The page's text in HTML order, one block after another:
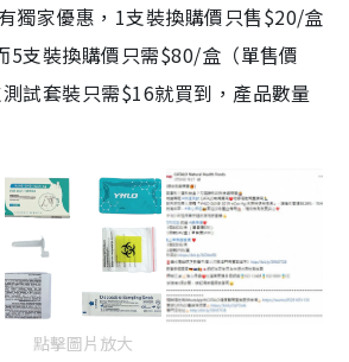
獨家優惠，1支裝換購價只售$20/盒
5支裝換購價只需$80/盒（單售價
試套裝只需$16就買到，產品數量
點擊圖片放大